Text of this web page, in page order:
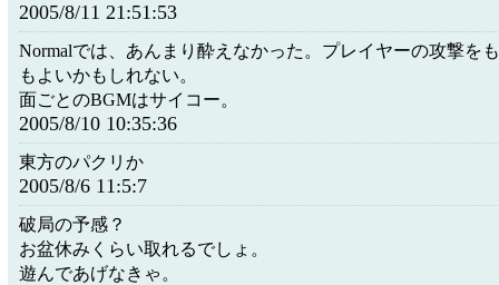
2005/8/11 21:51:53
Normalでは、あんまり酔えなかった。プレイヤーの攻撃を
もよいかもしれない。
面ごとのBGMはサイコー。
2005/8/10 10:35:36
東方のパクリか
2005/8/6 11:5:7
破局の予感？
お盆休みくらい取れるでしょ。
遊んであげなきゃ。